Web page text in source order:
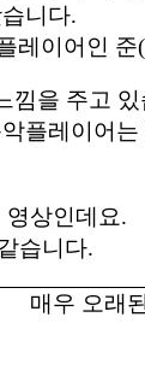
니다.
레이어인
낌을 주고 있
플레이어는
상인데요.
습니다.
매우 오래